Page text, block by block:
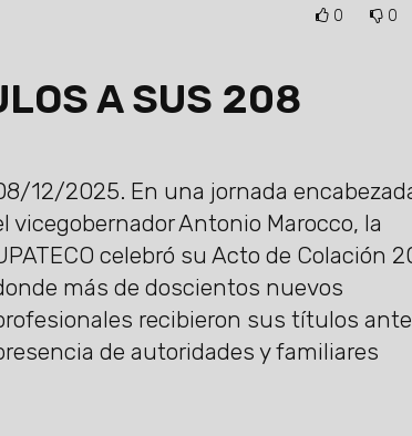
0 0
A SUS 208
12/2025. En una jornada
vicegobernador Antonio Marocco, la
celebró su Acto de Colación
más de doscientos nuevos
recibieron sus títulos
de autoridades y familiares